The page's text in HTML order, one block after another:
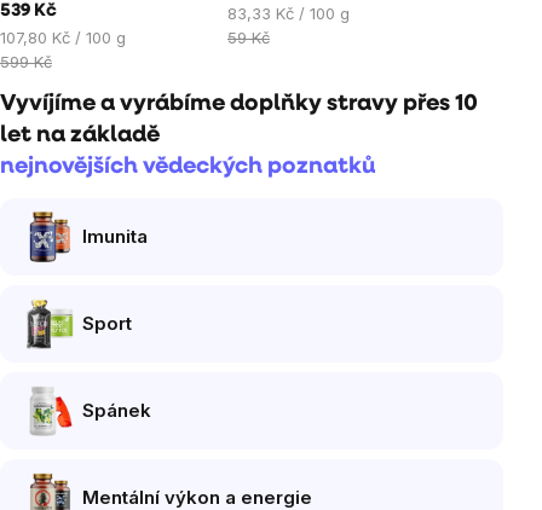
539 Kč
Měrná
cena:
107,80 Kč / 100 g
599 Kč
Měrná
cena:
83,33 Kč / 100 g
59 Kč
Vyvíjíme a vyrábíme doplňky stravy přes 10
let na základě
nejnovějších vědeckých poznatků
Imunita
Sport
Spánek
Mentální výkon a energie